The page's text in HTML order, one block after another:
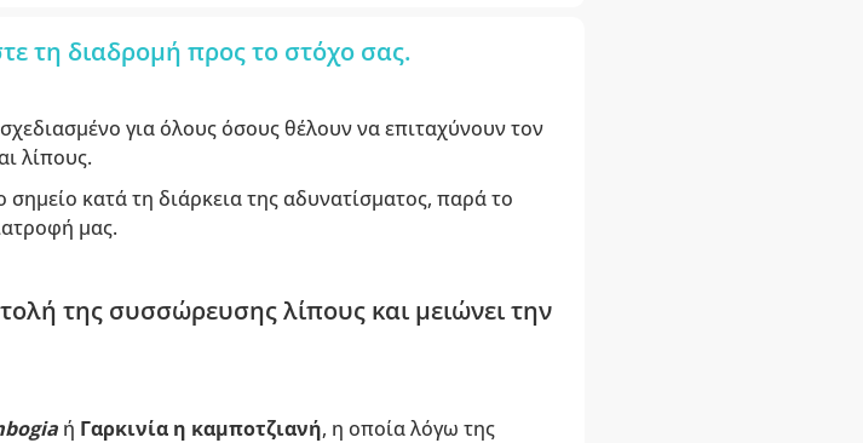
τη διαδρομή προς το στόχο σας.
για όλους όσους θέλουν να επιταχύνουν τον
λίπους.
κατά τη διάρκεια της αδυνατίσματος, παρά το
μας.
της συσσώρευσης λίπους και μειώνει την
ή Γαρκινία η καμποτζιανή, η οποία λόγω της